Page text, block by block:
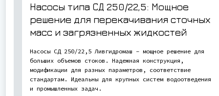
Насосы типа СД 250/22,5: Мощное
решение для перекачивания сточных
масс и загрязненных жидкостей
Насосы СД 250/22,5 Ливгидромаш – мощное решение для
больших объемов стоков. Надежная конструкция,
модификации для разных параметров, соответствие
стандартам. Идеальны для крупных систем водоотведения
и промышленных задач.